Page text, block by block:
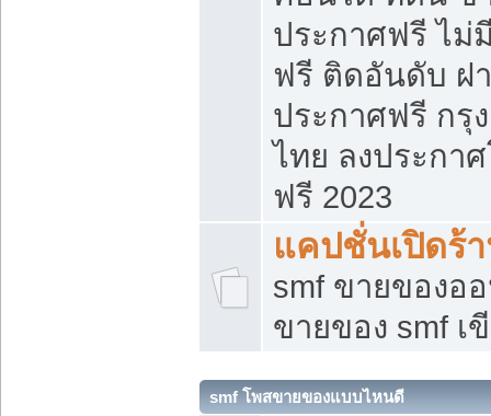
ประกาศฟรี ไม่
ฟรี ติดอันดับ ฝ
ประกาศฟรี กรุ
ไทย ลงประกา
ฟรี 2023
แคปชั่นเปิดร้
smf ขายของอ
ขายของ smf เ
smf โพสขายของแบบไหนดี